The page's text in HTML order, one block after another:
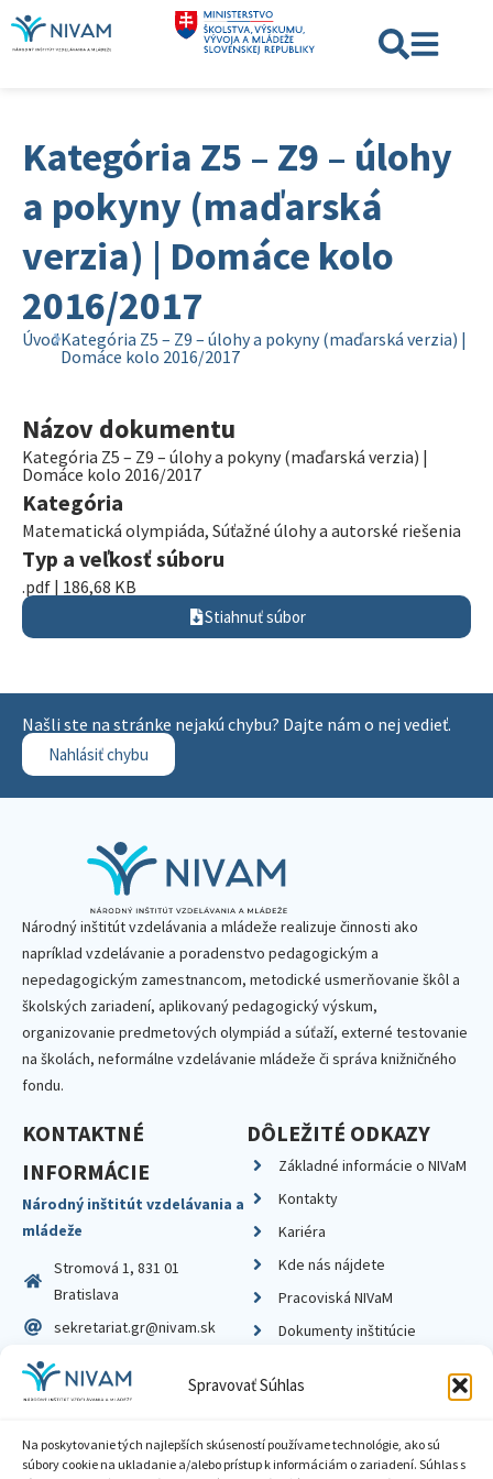
Spravovať Súhlas
Na poskytovanie tých najlepších skúseností používame technológie, ako sú
súbory cookie na ukladanie a/alebo prístup k informáciám o zariadení. Súhlas s
Kategória Z5 – Z9 – úlohy
a pokyny (maďarská
verzia) | Domáce kolo
2016/2017
ÚvodKategória Z5 – Z9 – úlohy a pokyny (maďarská verzia) |
Domáce kolo 2016/2017
Názov dokumentu
Kategória Z5 – Z9 – úlohy a pokyny (maďarská verzia) |
Domáce kolo 2016/2017
Kategória
Matematická olympiáda, Súťažné úlohy a autorské riešenia
Typ a veľkosť súboru
.pdf | 186,68 KB
Stiahnuť súbor
Našli ste na stránke nejakú chybu? Dajte nám o nej vedieť.
Nahlásiť chybu
Národný inštitút vzdelávania a mládeže realizuje činnosti ako
napríklad vzdelávanie a poradenstvo pedagogickým a
nepedagogickým zamestnancom, metodické usmerňovanie škôl a
školských zariadení, aplikovaný pedagogický výskum,
organizovanie predmetových olympiád a súťaží, externé testovanie
na školách, neformálne vzdelávanie mládeže či správa knižničného
fondu.
KONTAKTNÉ
INFORMÁCIE
Národný inštitút vzdelávania a
mládeže
Stromová 1, 831 01
Bratislava
sekretariat.gr@nivam.sk
IČO: 00164348
DIČ: 2020798714
DÔLEŽITÉ ODKAZY
Základné informácie o NIVaM
Kontakty
Kariéra
Kde nás nájdete
Pracoviská NIVaM
Dokumenty inštitúcie